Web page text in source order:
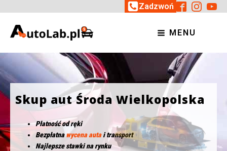
Zadzwoń
MENU
Skup aut Środa Wielkopolska
Płatność od ręki
Bezpłatnawycena autai transport
Najlepsze stawki na rynku